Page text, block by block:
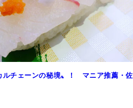
ルチェーンの秘境〟！ マニア推薦・佐